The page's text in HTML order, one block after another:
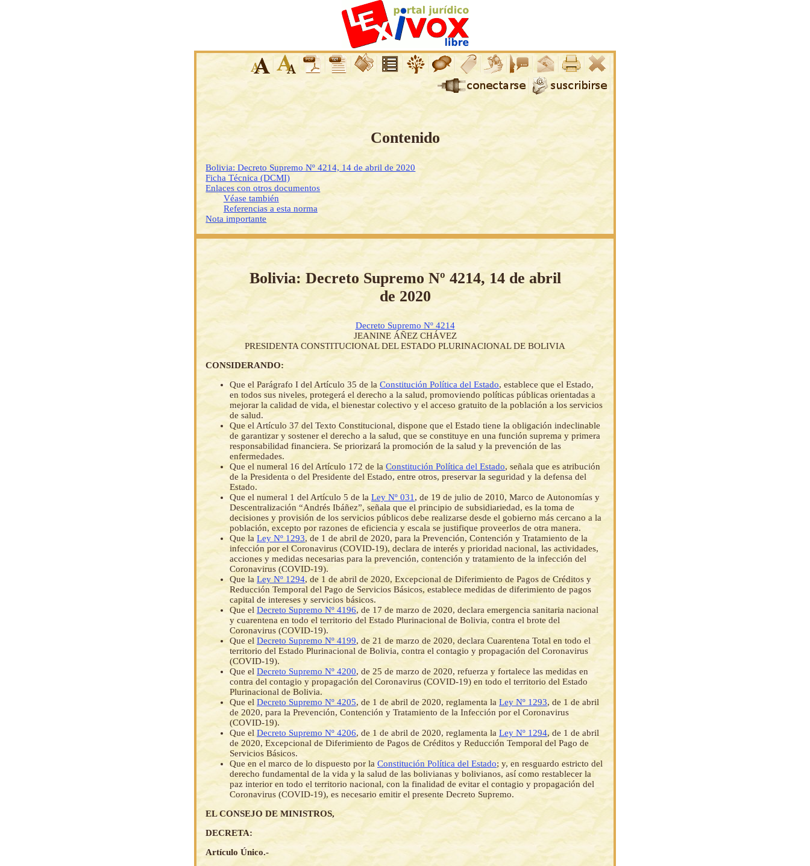
Contenido
Bolivia: Decreto Supremo Nº 4214, 14 de abril de 2020
Ficha Técnica (DCMI)
Enlaces con otros documentos
Véase también
Referencias a esta norma
Nota importante
Bolivia: Decreto Supremo Nº 4214, 14 de abril
de 2020
Decreto Supremo Nº 4214
JEANINE ÁÑEZ CHÁVEZ
PRESIDENTA CONSTITUCIONAL DEL ESTADO PLURINACIONAL DE BOLIVIA
CONSIDERANDO:
Que el Parágrafo I del Artículo 35 de la Constitución Política del Estado, establece que el Estado,
en todos sus niveles, protegerá el derecho a la salud, promoviendo políticas públicas orientadas a
mejorar la calidad de vida, el bienestar colectivo y el acceso gratuito de la población a los servicios
de salud.
Que el Artículo 37 del Texto Constitucional, dispone que el Estado tiene la obligación indeclinable
de garantizar y sostener el derecho a la salud, que se constituye en una función suprema y primera
responsabilidad financiera. Se priorizará la promoción de la salud y la prevención de las
enfermedades.
Que el numeral 16 del Artículo 172 de la Constitución Política del Estado, señala que es atribución
de la Presidenta o del Presidente del Estado, entre otros, preservar la seguridad y la defensa del
Estado.
Que el numeral 1 del Artículo 5 de la Ley Nº 031 , de 19 de julio de 2010, Marco de Autonomías y
Descentralización “Andrés Ibáñez”, señala que el principio de subsidiariedad, es la toma de
decisiones y provisión de los servicios públicos debe realizarse desde el gobierno más cercano a la
población, excepto por razones de eficiencia y escala se justifique proveerlos de otra manera.
Que la Ley Nº 1293, de 1 de abril de 2020, para la Prevención, Contención y Tratamiento de la
infección por el Coronavirus (COVID-19), declara de interés y prioridad nacional, las actividades,
acciones y medidas necesarias para la prevención, contención y tratamiento de la infección del
Coronavirus (COVID-19).
Que la Ley Nº 1294, de 1 de abril de 2020, Excepcional de Diferimiento de Pagos de Créditos y
Reducción Temporal del Pago de Servicios Básicos, establece medidas de diferimiento de pagos
capital de intereses y servicios básicos.
Que el Decreto Supremo Nº 4196, de 17 de marzo de 2020, declara emergencia sanitaria nacional
y cuarentena en todo el territorio del Estado Plurinacional de Bolivia, contra el brote del
Coronavirus (COVID-19).
Que el Decreto Supremo Nº 4199, de 21 de marzo de 2020, declara Cuarentena Total en todo el
territorio del Estado Plurinacional de Bolivia, contra el contagio y propagación del Coronavirus
(COVID-19).
Que el Decreto Supremo Nº 4200, de 25 de marzo de 2020, refuerza y fortalece las medidas en
contra del contagio y propagación del Coronavirus (COVID-19) en todo el territorio del Estado
Plurinacional de Bolivia.
Que el Decreto Supremo Nº 4205, de 1 de abril de 2020, reglamenta la Ley Nº 1293, de 1 de abril
de 2020, para la Prevención, Contención y Tratamiento de la Infección por el Coronavirus
(COVID-19).
Que el Decreto Supremo Nº 4206, de 1 de abril de 2020, reglamenta la Ley Nº 1294, de 1 de abril
de 2020, Excepcional de Diferimiento de Pagos de Créditos y Reducción Temporal del Pago de
Servicios Básicos.
Que en el marco de lo dispuesto por la Constitución Política del Estado; y, en resguardo estricto del
derecho fundamental de la vida y la salud de las bolivianas y bolivianos, así como restablecer la
paz interior en todo el territorio nacional, con la finalidad de evitar el contagio y propagación del
Coronavirus (COVID-19), es necesario emitir el presente Decreto Supremo.
EL CONSEJO DE MINISTROS,
DECRETA:
Artículo Único.-